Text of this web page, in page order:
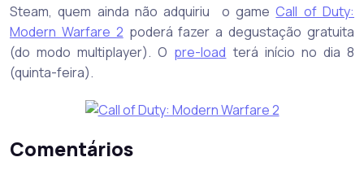
Steam, quem ainda não adquiriu o gameCall of Duty:
Modern Warfare 2 poderá fazer a degustação gratuita
(do modo multiplayer). O pre-load terá início no dia 8
(quinta-feira).
Comentários